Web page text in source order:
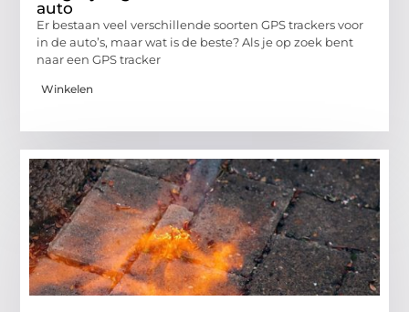
auto
Er bestaan veel verschillende soorten GPS trackers voor
in de auto’s, maar wat is de beste? Als je op zoek bent
naar een GPS tracker
Winkelen